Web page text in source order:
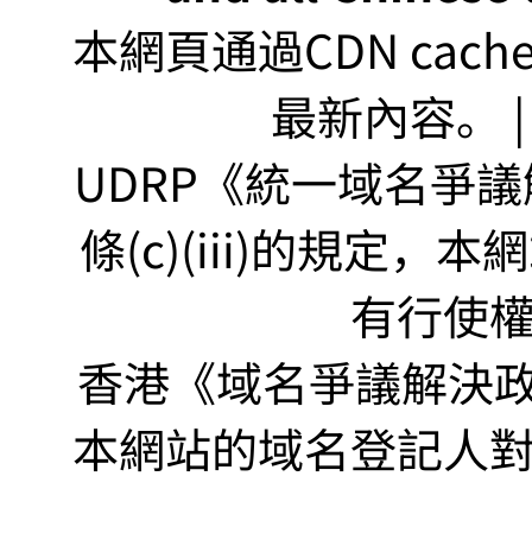
本網頁通過CDN
最新內容。
UDRP《統一域名爭
條(c)(iii)的規定，本
有行使
香港《域名爭議解決
本網站的域名登記人